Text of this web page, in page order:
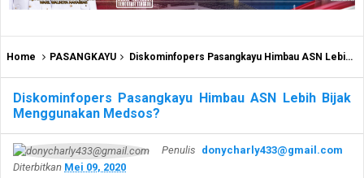
Home PASANGKAYU Diskominfopers Pasangkayu Himbau ASN Lebih Bijak Menggunakan Medsos?
Diskominfopers Pasangkayu Himbau ASN Lebih Bijak
Menggunakan Medsos?
Penulis donycharly433@gmail.com
Diterbitkan Mei 09, 2020